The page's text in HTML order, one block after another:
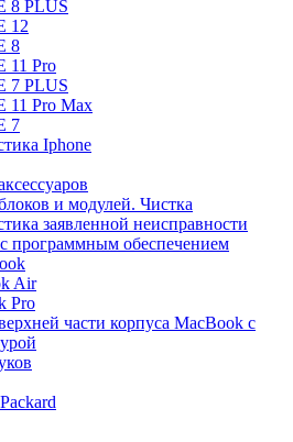
8 PLUS
12
8
11 Pro
7 PLUS
11 Pro Max
7
Iphone
и модулей. Чистка
заявленной неисправности
программным обеспечением
Air
Pro
части корпуса MacBook с